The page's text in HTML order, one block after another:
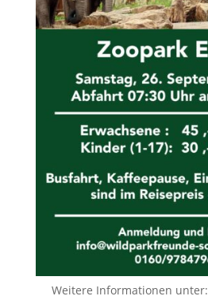
Weitere Informationen unter: